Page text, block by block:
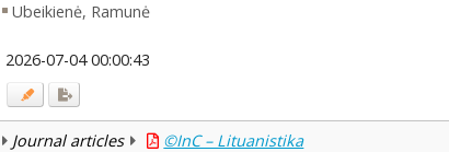
Ubeikienė, Ramunė
2026-07-04 00:00:43
Journal articles ©InC – Lituanistika